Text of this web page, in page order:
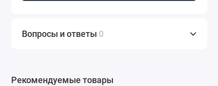
Вопросы и ответы 0
Рекомендуемые товары